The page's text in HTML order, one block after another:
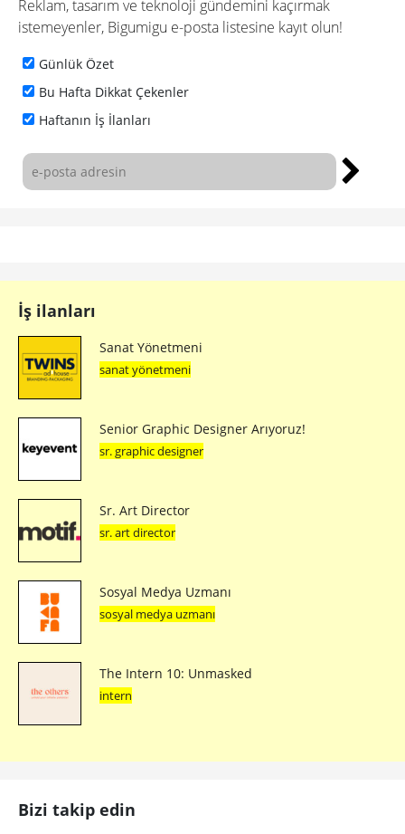
Reklam, tasarım ve teknoloji gündemini kaçırmak
istemeyenler, Bigumigu e-posta listesine kayıt olun!
Günlük Özet
Bu Hafta Dikkat Çekenler
Haftanın İş İlanları
İş ilanları
Sanat Yönetmeni
sanat yönetmeni
Senior Graphic Designer Arıyoruz!
sr. graphic designer
Sr. Art Director
sr. art director
Sosyal Medya Uzmanı
sosyal medya uzmanı
The Intern 10: Unmasked
intern
Bizi takip edin